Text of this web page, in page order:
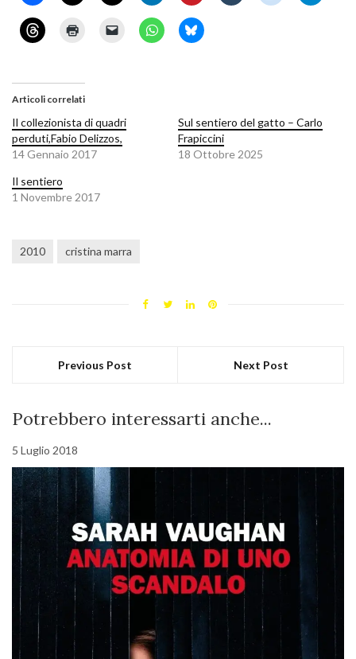
Articoli correlati
Il collezionista di quadri
perduti,Fabio Delizzos,
14 Gennaio 2017
Sul sentiero del gatto – Carlo
Frapiccini
18 Ottobre 2025
Il sentiero
1 Novembre 2017
2010 cristina marra
Previous Post Next Post
Potrebbero interessarti anche...
5 Luglio 2018